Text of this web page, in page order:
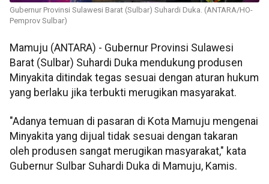
Gubernur Provinsi Sulawesi Barat (Sulbar) Suhardi Duka. (ANTARA/HO-
Pemprov Sulbar)
Mamuju (ANTARA) - Gubernur Provinsi Sulawesi
Barat (Sulbar) Suhardi Duka mendukung produsen
Minyakita ditindak tegas sesuai dengan aturan hukum
yang berlaku jika terbukti merugikan masyarakat.
"Adanya temuan di pasaran di Kota Mamuju mengenai
Minyakita yang dijual tidak sesuai dengan takaran
oleh produsen sangat merugikan masyarakat," kata
Gubernur Sulbar Suhardi Duka di Mamuju, Kamis.